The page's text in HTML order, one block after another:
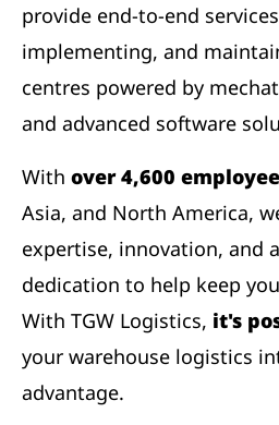
provide end-to-end
implementing, and
centres powered by
and advanced software
With over 4,600
Asia, and North America,
expertise, innovation, and
dedication to help keep
With TGW Logistics, it's
your warehouse logistics
advantage.